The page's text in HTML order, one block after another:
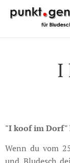
I
"I koof im Dorf"
Wenn du vom